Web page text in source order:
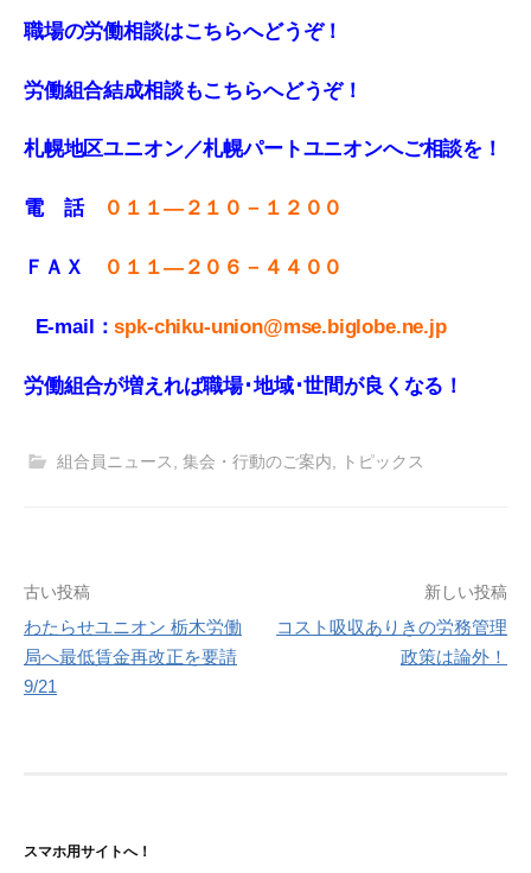
職場の労働相談はこちらへどうぞ！
労働組合結成相談もこちらへどうぞ！
札幌地区ユニオン／札幌パートユニオンへご相談を！
電 話 ０１１—２１０－１２００
ＦＡＸ ０１１—２０６－４４００
E-mail：spk-chiku-union@mse.biglobe.ne.jp
労働組合が増えれば職場･地域･世間が良くなる！
組合員ニュース, 集会・行動のご案内, トピックス
投
稿
ナ
シ
古い投稿
わたらせユニオン 栃木労働
局へ最低賃金再改正を要請
9/21
新しい投稿
コスト吸収ありきの労務管理
政策は論外！
スマホ用サイトへ！